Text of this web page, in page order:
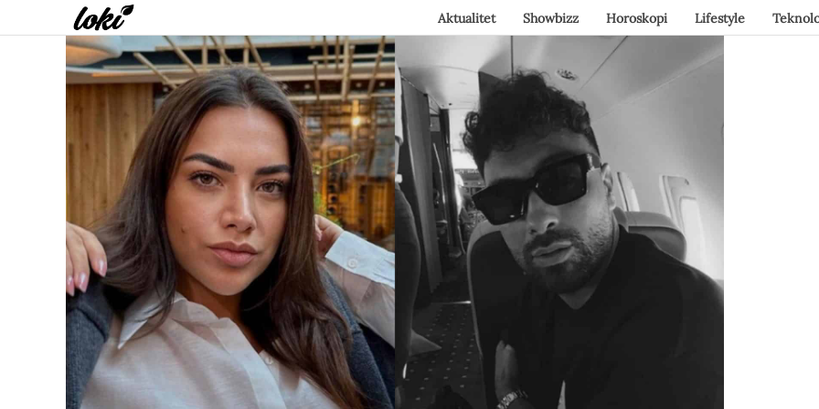
Aktualitet Showbizz Horoskopi Lifestyle